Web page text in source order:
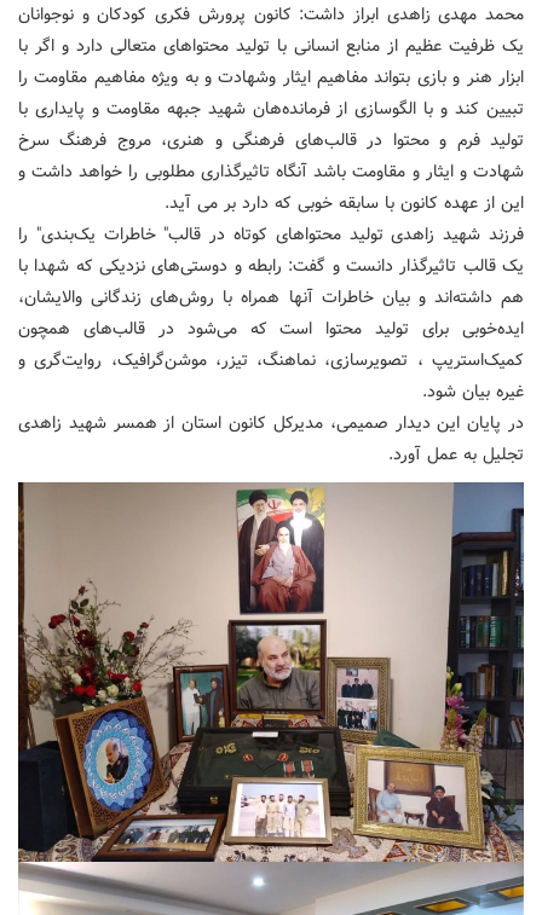
محمد مهدی زاهدی ابراز داشت: کانون پرورش فکری کودکان و نوجوانان
یک ظرفیت عظیم از منابع انسانی با تولید محتواهای متعالی دارد و اگر با
ابزار هنر و بازی بتواند مفاهیم ایثار وشهادت و به ویژه مفاهیم مقاومت را
تبیین کند و با الگوسازی از فرمانده‌هان شهید جبهه مقاومت و پایداری با
تولید فرم و محتوا در قالب‌های فرهنگی و هنری، مروج فرهنگ سرخ
شهادت و ایثار و مقاومت باشد آنگاه تاثیرگذاری مطلوبی را خواهد داشت و
این از عهده کانون با سابقه خوبی که دارد بر می آید.
فرزند شهید زاهدی تولید محتواهای کوتاه در قالب" خاطرات یک‌بندی" را
یک قالب تاثیرگذار دانست و گفت: رابطه و دوستی‌های نزدیکی که شهدا با
هم داشته‌اند و بیان خاطرات آنها همراه با روش‌های زندگانی والایشان،
ایده‌خوبی برای تولید محتوا است که می‌شود در قالب‌های همچون
کمیک‌استریپ ، تصویرسازی، نماهنگ، تیزر، موشن‌گرافیک، روایت‌گری و
غیره بیان شود.
در پایان این دیدار صمیمی، مدیرکل کانون استان از همسر شهید زاهدی
تجلیل به عمل آورد.